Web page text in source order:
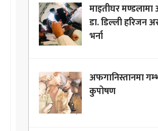
माइतीघर
डा. डिल्ली हरिजन
भर्ना
अफगानिस्तानमा
कुपोषण